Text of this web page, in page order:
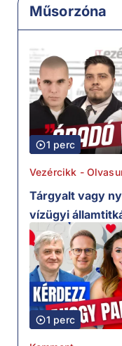
Műsorzóna
1 perc
Vezércikk -
Tárgyalt vagy
vízügyi
1 perc